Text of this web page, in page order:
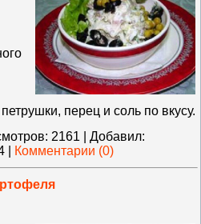
перец и соль по вкусу.
2161
Добавил:
Комментарии (0)